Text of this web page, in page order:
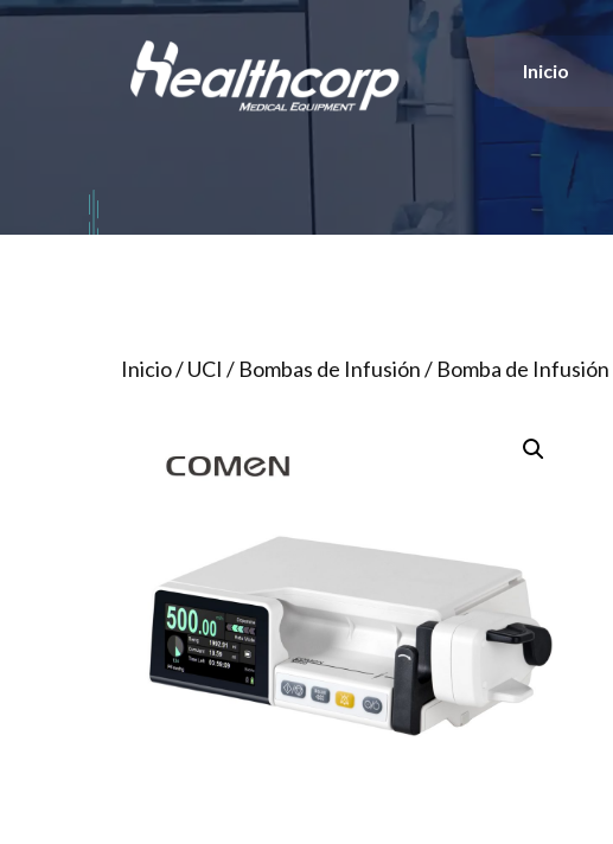
Saltar
Inicio
Inicio/UCI / Bombas de Infusión/ Bomba de